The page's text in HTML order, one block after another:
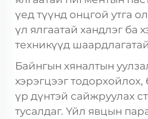
үед түүнд онцгой утга
үл ялгаатай хандлэг ба
техникүүд
Байнгын хяналтын
хэрэгцээг тодорхойлох,
үр дүнтэй сайжруулах
тусалдаг. Үйл явцын